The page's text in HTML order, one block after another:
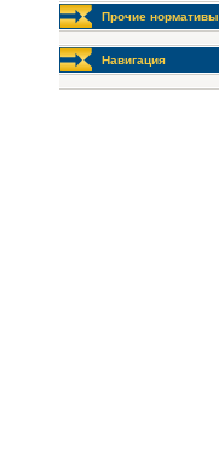
Прочие нормативы
Навигация